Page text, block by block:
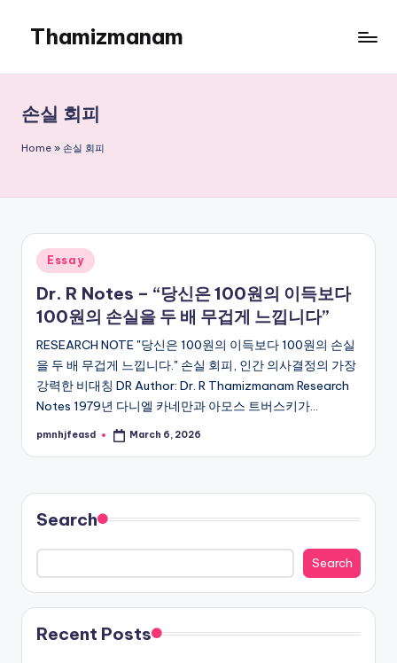
content
Thamizmanam
손실 회피
Home » 손실 회피
Posted
in
Essay
Dr. R Notes – “당신은 100원의 이득보다
100원의 손실을 두 배 무겁게 느낍니다”
RESEARCH NOTE "당신은 100원의 이득보다 100원의 손실
을 두 배 무겁게 느낍니다." 손실 회피, 인간 의사결정의 가장
강력한 비대칭 DR Author: Dr. R Thamizmanam Research
Notes 1979년 다니엘 카네만과 아모스 트버스키가…
Posted
pmnhjfeasd March 6, 2026
Search
Search
Recent Posts